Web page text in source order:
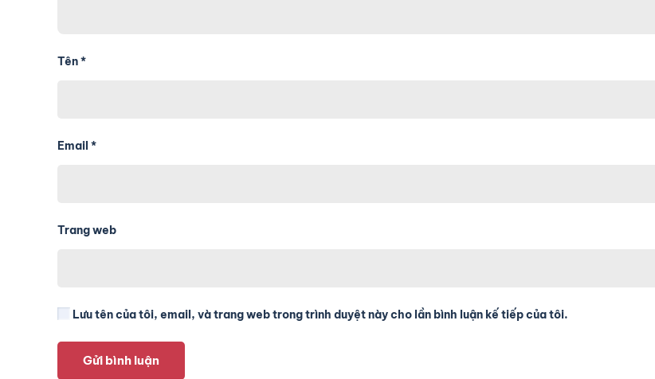
Tên*
Email *
Trang web
Lưu tên của tôi, email, và trang web trong trình duyệt này cho lần bình luận kế tiếp của tôi.
Gửi bình luận